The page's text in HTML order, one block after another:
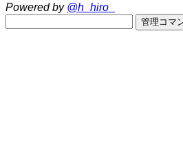
Powered by @h_hiro_